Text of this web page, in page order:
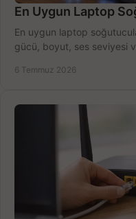
En Uygun Laptop
En uygun laptop
gücü, boyut, ses seviyesi
6 Temmuz 2026